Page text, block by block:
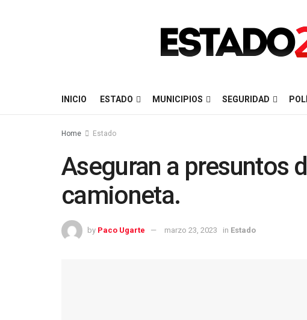
INICIO ESTADO MUNICIPIOS SEGURIDAD
Home Estado
Aseguran a presuntos
camioneta.
by Paco Ugarte marzo 23, 2023 in Estado